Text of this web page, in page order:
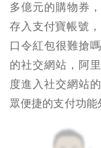
多億元的購物券
存入支付寶帳號
口令紅包很難搶
的社交網站，阿
度進入社交網站
眾便捷的支付功能